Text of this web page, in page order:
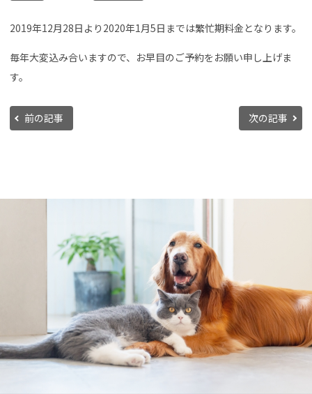
2019年12月28日より2020年1月5日までは繁忙期料金となります。
毎年大変込み合いますので、お早目のご予約をお願い申し上げま
す。
前の記事 次の記事